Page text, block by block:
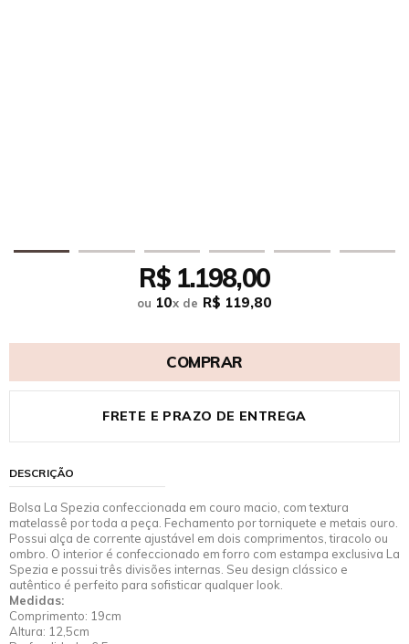
R$ 1.198,00
ou 10x de R$ 119,80
COMPRAR
FRETE E PRAZO DE ENTREGA
DESCRIÇÃO
Bolsa La Spezia confeccionada em couro macio, com textura
matelassê por toda a peça. Fechamento por torniquete e metais ouro.
Possui alça de corrente ajustável em dois comprimentos, tiracolo ou
ombro. O interior é confeccionado em forro com estampa exclusiva La
Spezia e possui três divisões internas. Seu design clássico e
autêntico é perfeito para sofisticar qualquer look.
Medidas:
Comprimento: 19cm
Altura: 12,5cm